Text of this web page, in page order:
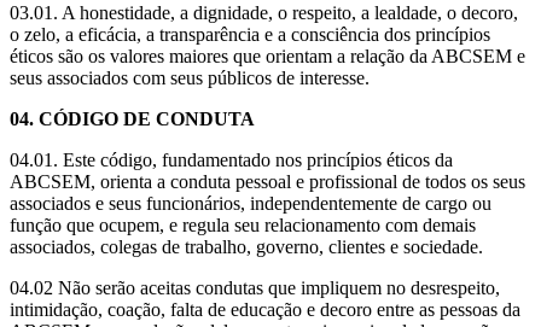
03.01. A honestidade, a dignidade, o respeito, a lealdade, o decoro,
o zelo, a eficácia, a transparência e a consciência dos princípios
éticos são os valores maiores que orientam a relação da ABCSEM e
seus associados com seus públicos de interesse.
04. CÓDIGO DE CONDUTA
​04.01. Este código, fundamentado nos princípios éticos da
ABCSEM, orienta a conduta pessoal e profissional de todos os seus
associados e seus funcionários, independentemente de cargo ou
função que ocupem, e regula seu relacionamento com demais
associados, colegas de trabalho, governo, clientes e sociedade.
​04.02 Não serão aceitas condutas que impliquem no desrespeito,
intimidação, coação, falta de educação e decoro entre as pessoas da